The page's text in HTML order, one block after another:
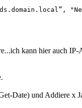
kann hier auch
Date) und Addiere x